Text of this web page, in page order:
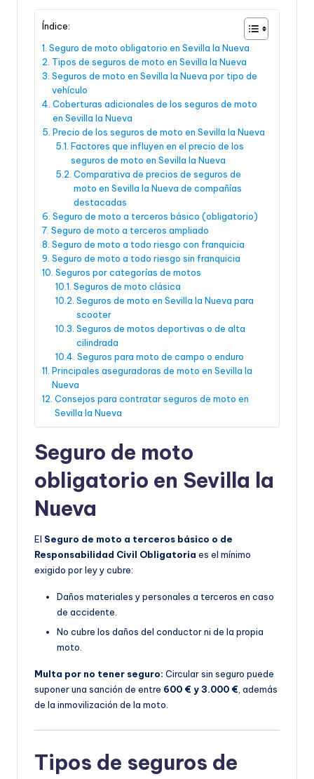
Índice:
Seguro de moto obligatorio en Sevilla la Nueva
Tipos de seguros de moto en Sevilla la Nueva
Seguros de moto en Sevilla la Nueva por tipo de
vehículo
Coberturas adicionales de los seguros de moto
en Sevilla la Nueva
Precio de los seguros de moto en Sevilla la Nueva
Factores que influyen en el precio de los
seguros de moto en Sevilla la Nueva
Comparativa de precios de seguros de
moto en Sevilla la Nueva de compañías
destacadas
Seguro de moto a terceros básico (obligatorio)
Seguro de moto a terceros ampliado
Seguro de moto a todo riesgo con franquicia
Seguro de moto a todo riesgo sin franquicia
Seguros por categorías de motos
Seguros de moto clásica
Seguros de moto en Sevilla la Nueva para
scooter
Seguros de motos deportivas o de alta
cilindrada
Seguros para moto de campo o enduro
Principales aseguradoras de moto en Sevilla la
Nueva
Consejos para contratar seguros de moto en
Sevilla la Nueva
Seguro de moto
obligatorio en Sevilla la
Nueva
El Seguro de moto a terceros básico o de
Responsabilidad Civil Obligatoria es el mínimo
exigido por ley y cubre:
Daños materiales y personales a terceros en caso
de accidente.
No cubre los daños del conductor ni de la propia
moto.
Multa por no tener seguro: Circular sin seguro puede
suponer una sanción de entre 600 € y 3.000 € , además
de la inmovilización de la moto.
Tipos de seguros de